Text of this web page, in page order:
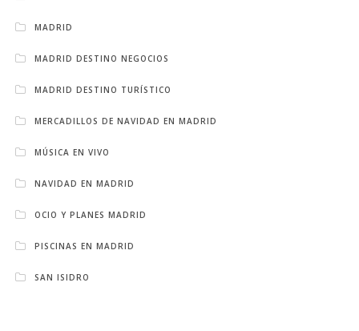
MADRID
MADRID DESTINO NEGOCIOS
MADRID DESTINO TURÍSTICO
MERCADILLOS DE NAVIDAD EN MADRID
MÚSICA EN VIVO
NAVIDAD EN MADRID
OCIO Y PLANES MADRID
PISCINAS EN MADRID
SAN ISIDRO